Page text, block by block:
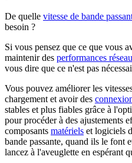
De quelle vitesse de bande
besoin ?
Si vous pensez que ce que vous
maintenir des performances réseau
vous dire que ce n'est pas
Vous pouvez améliorer les
chargement et avoir des
stables et plus fiables grâce à
pour procéder à des ajustements
composants matériels et logiciels
bande passante, quand ils le font
lancez à l'aveuglette en espérant